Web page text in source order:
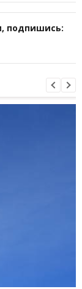
подпишись: